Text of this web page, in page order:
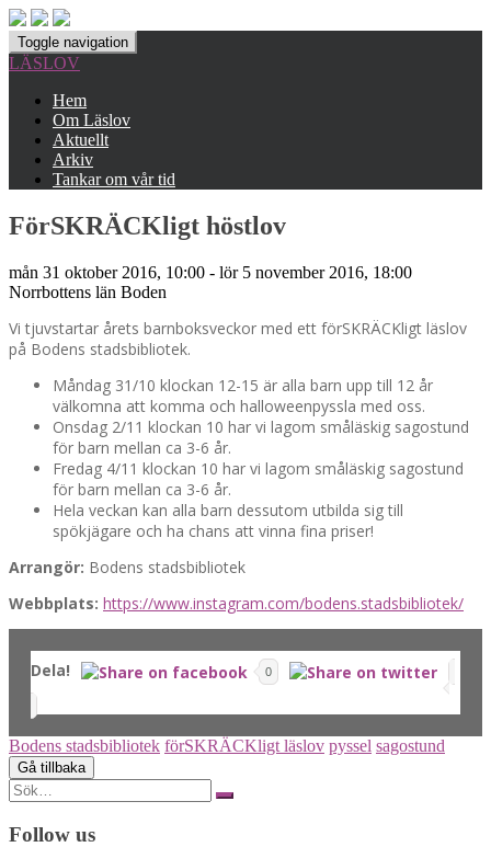
Toggle navigation
LÄSLOV
Hem
Om Läslov
Aktuellt
Arkiv
Tankar om vår tid
FörSKRÄCKligt höstlov
mån 31 oktober 2016, 10:00 - lör 5 november 2016, 18:00
Norrbottens län Boden
Vi tjuvstartar årets barnboksveckor med ett förSKRÄCKligt läslov
på Bodens stadsbibliotek.
Måndag 31/10 klockan 12-15 är alla barn upp till 12 år
välkomna att komma och halloweenpyssla med oss.
Onsdag 2/11 klockan 10 har vi lagom småläskig sagostund
för barn mellan ca 3-6 år.
Fredag 4/11 klockan 10 har vi lagom småläskig sagostund
för barn mellan ca 3-6 år.
Hela veckan kan alla barn dessutom utbilda sig till
spökjägare och ha chans att vinna fina priser!
Arrangör: Bodens stadsbibliotek
Webbplats: https://www.instagram.com/bodens.stadsbibliotek/
Dela! 0
Bodens stadsbibliotek förSKRÄCKligt läslov pyssel sagostund
Search
for:
Follow us